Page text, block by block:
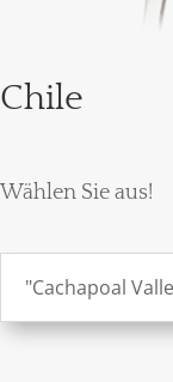
Chile
Wählen Sie aus!
"Cachapoal